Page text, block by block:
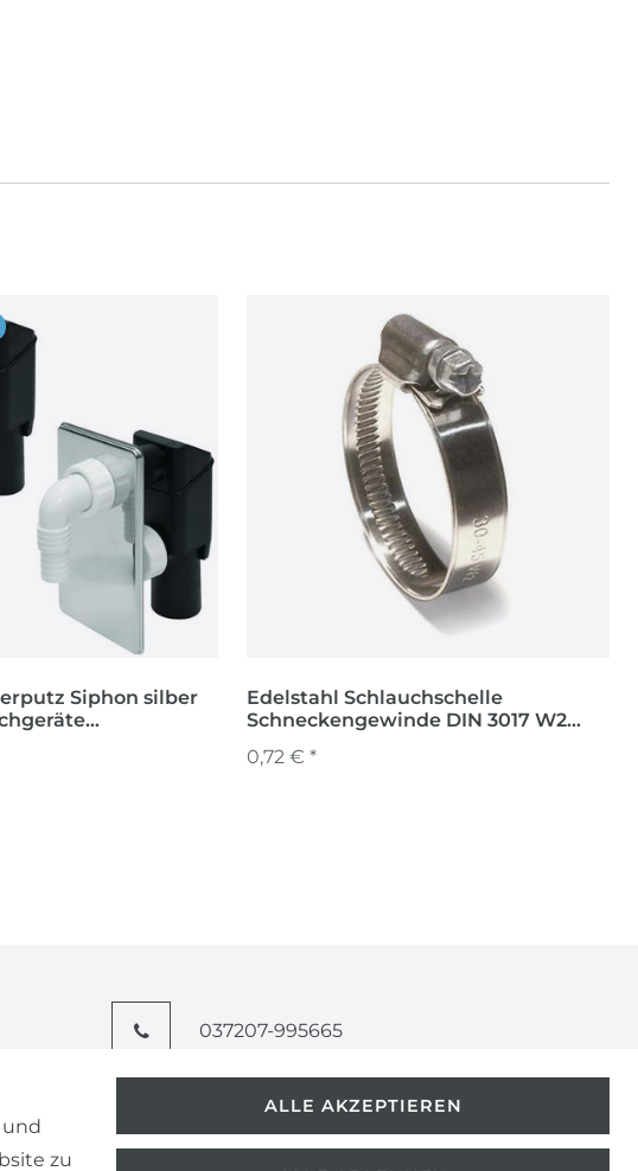
Siphon silber
Edelstahl Schlauchschelle
Schneckengewinde DIN 3017 W2
0,72 € *
037207-995665
info@kern-holz.com
und
zu
ALLE AKZEPTIEREN